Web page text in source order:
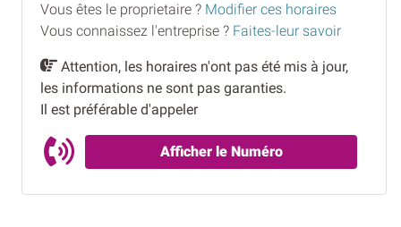
Vous êtes le proprietaire ? Modifier ces horaires
Vous connaissez l'entreprise ? Faites-leur savoir
Attention, les horaires n'ont pas été mis à jour,
les informations ne sont pas garanties.
Il est préférable d'appeler
Afficher le Numéro